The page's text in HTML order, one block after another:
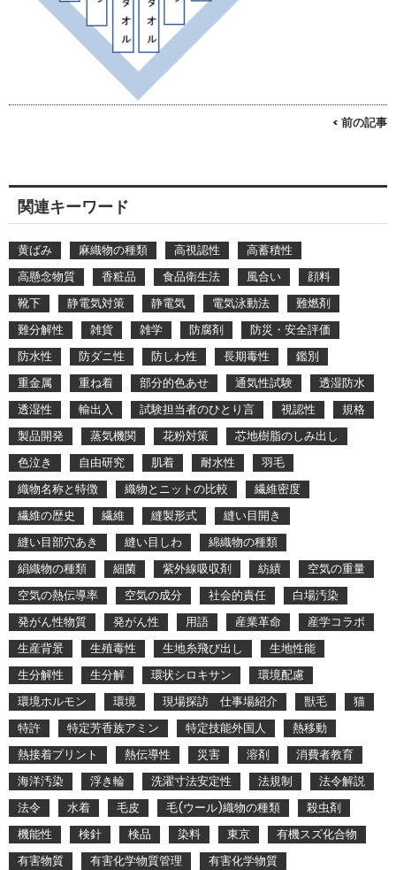
< 前の記事
関連キーワード
黄ばみ 麻織物の種類 高視認性
高蓄積性
高懸念物質
香粧品 食品衛生法 風合い
顔料
靴下
静電気対策 静電気 電気泳動法
難燃剤
難分解性
雑貨 雑学 防腐剤
防災・安全評価
防水性
防ダニ性 防しわ性 長期毒性
鑑別
重金属
重ね着 部分的色あせ 通気性試験
透湿防水
透湿性
輸出入 試験担当者のひとり言 視認性
規格
製品開発
蒸気機関 花粉対策
芯地樹脂のしみ出し
色泣き
自由研究 肌着 耐水性
羽毛
織物名称と特徴
織物とニットの比較
繊維密度
繊維の歴史
繊維 縫製形式
縫い目開き
縫い目部穴あき
縫い目しわ
綿織物の種類
絹織物の種類
細菌 紫外線吸収剤 紡績
空気の重量
空気の熱伝導率
空気の成分 社会的責任
白場汚染
発がん性物質
発がん性 用語 産業革命
産学コラボ
生産背景
生殖毒性 生地糸飛び出し
生地性能
生分解性
生分解 環状シロキサン
環境配慮
環境ホルモン
環境 現場探訪 仕事場紹介 獣毛
猫
特許
特定芳香族アミン 特定技能外国人
熱移動
熱接着プリント
熱伝導性 災害 溶剤
消費者教育
海洋汚染
浮き輪 洗濯寸法安定性 法規制
法令解説
法令
水着 毛皮 毛(ウール)織物の種類
殺虫剤
機能性
検針 検品 染料 東京
有機スズ化合物
有害物質
有害化学物質管理
有害化学物質